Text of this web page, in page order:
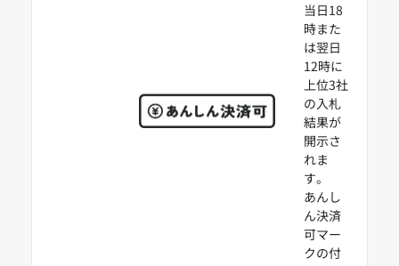
当日18
時また
は翌日
12時に
上位3社
の入札
結果が
開示さ
れま
す。
あんし
ん決済
可マー
クの付